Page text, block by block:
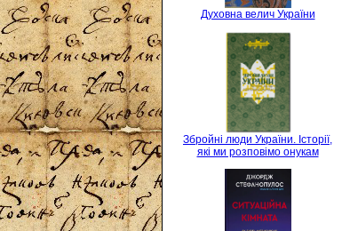
Духовна велич України
Збройні люди України. Історії,
які ми розповімо онукам